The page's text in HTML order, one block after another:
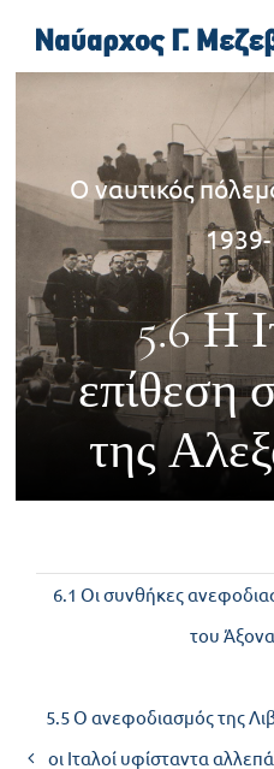
Αρχική
Βιογραφία
Παράσημα
Συγγράμματα
Φωτογραφίες
Επικοινωνία
Ο ναυτικός
5.6 Η
επίθεση
της
6.1 Οι συνθήκες
του
5.5 Ο ανεφοδιασμός της
οι Ιταλοί υφίσταντα